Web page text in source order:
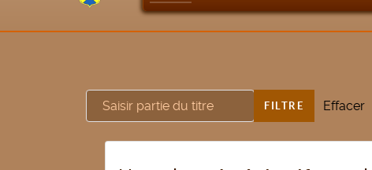
Saisir partie du titre FILTRE Effacer